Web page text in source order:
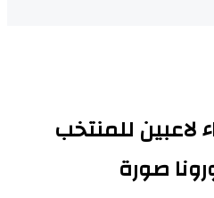
لاعبين للمنتخب
صورة